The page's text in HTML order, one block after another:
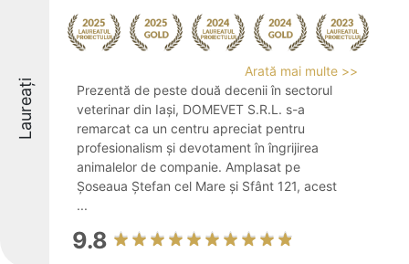
Laureați
Arată mai multe >>
Prezentă de peste două decenii în sectorul
veterinar din Iași, DOMEVET S.R.L. s-a
remarcat ca un centru apreciat pentru
profesionalism și devotament în îngrijirea
animalelor de companie. Amplasat pe
Șoseaua Ștefan cel Mare și Sfânt 121, acest
...
9.8